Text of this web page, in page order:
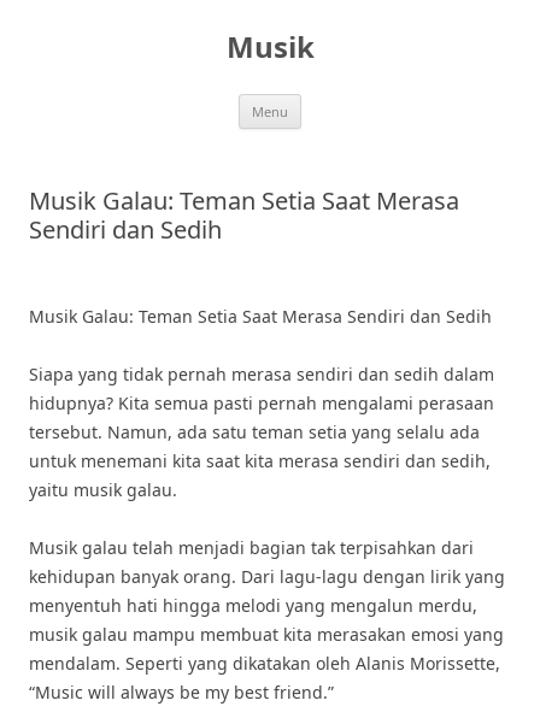
Musik
Menu
Musik Galau: Teman Setia Saat Merasa
Sendiri dan Sedih
Musik Galau: Teman Setia Saat Merasa Sendiri dan Sedih
Siapa yang tidak pernah merasa sendiri dan sedih dalam
hidupnya? Kita semua pasti pernah mengalami perasaan
tersebut. Namun, ada satu teman setia yang selalu ada
untuk menemani kita saat kita merasa sendiri dan sedih,
yaitu musik galau.
Musik galau telah menjadi bagian tak terpisahkan dari
kehidupan banyak orang. Dari lagu-lagu dengan lirik yang
menyentuh hati hingga melodi yang mengalun merdu,
musik galau mampu membuat kita merasakan emosi yang
mendalam. Seperti yang dikatakan oleh Alanis Morissette,
“Music will always be my best friend.”